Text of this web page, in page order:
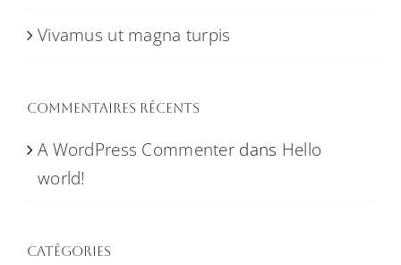
Vivamus ut magna turpis
Commentaires récents
A WordPress Commenter dans Hello
world!
Catégories